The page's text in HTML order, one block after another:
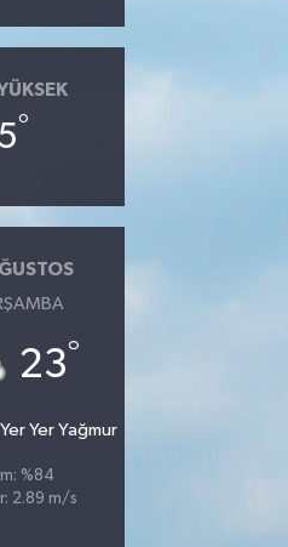
°
23°
Yer Yağmur
%84
2.89 m/s